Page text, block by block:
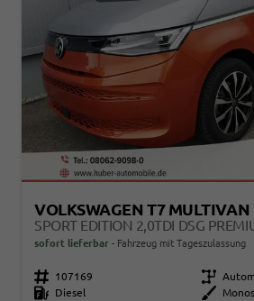
VOLKSWAGEN T7 MULTIVAN
SPORT EDITION 2,0TDI DSG
sofort lieferbar Fahrzeug mit Tageszulassung
Fahrzeugnr. 107169 Getriebe
Kraftstoff
Diesel Außenfarbe